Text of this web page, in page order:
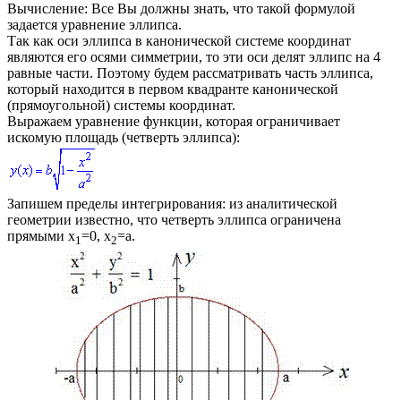
Вычисление: Все Вы должны знать, что такой формулой
задается уравнение эллипса.
Так как оси эллипса в канонической системе координат
являются его осями симметрии, то эти оси делят эллипс на 4
равные части. Поэтому будем рассматривать часть эллипса,
который находится в первом квадранте канонической
(прямоугольной) системы координат.
Выражаем уравнение функции, которая ограничивает
искомую площадь (четверть эллипса):
Запишем пределы интегрирования: из аналитической
геометрии известно, что четверть эллипса ограничена
прямыми x1=0, x2=a.